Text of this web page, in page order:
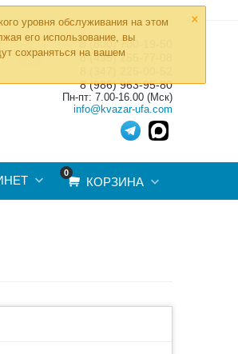
×
уровня обслуживания на этом
его использование, вы
сохраняться на вашем
8 (800) 700-19-50
8 (495) 255-77-08
8 (986) 963-95-80
Пн-пт: 7.00-16.00 (Мск)
info@kvazar-ufa.com
0
КОРЗИНА